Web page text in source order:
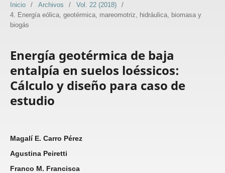
Inicio / Archivos / Vol. 22 (2018)
/
4. Energía eólica, geotérmica, mareomotriz, hidráulica, biomasa y
biogás
Energía geotérmica de baja
entalpía en suelos loéssicos:
Cálculo y diseño para caso de
estudio
Magalí E. Carro Pérez
Agustina Peiretti
Franco M. Francisca